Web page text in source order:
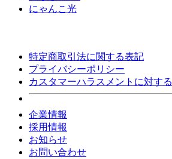
にゃんこ光
特定商取引法に関する表記
プライバシーポリシー
カスタマーハラスメントに対す
企業情報
採用情報
お知らせ
お問い合わせ